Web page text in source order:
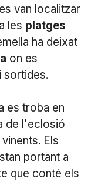
van localitzar
a les platges
ha deixat
on es
sortides.
es troba en
de l'eclosió
Els
portant a
que conté els